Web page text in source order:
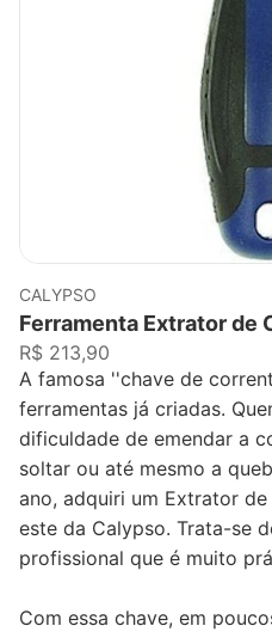
CALYPSO
Ferramenta Extrator de
R$ 213,90
A famosa ''chave de
ferramentas já criadas.
dificuldade de emendar a
soltar ou até mesmo a
ano, adquiri um Extrator
este da Calypso. Trata-se
profissional que é muito
Com essa chave, em